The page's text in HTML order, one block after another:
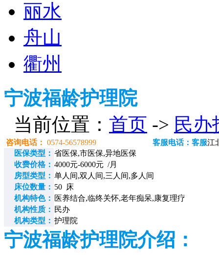
丽水
舟山
衢州
宁波福龄护理院
当前位置： 首页 -> 民办
咨询电话： 0574-56578999 客服电话：客服江
医保类型： 省医保,市医保,异地医保
收费价格： 4000元-6000元 /月
房型类型： 单人间,双人间,三人间,多人间
床位数量： 50 床
机构特色： 医养结合,临终关怀,老年痴呆,康复理疗
机构性质： 民办
机构类型： 护理院
宁波福龄护理院介绍：